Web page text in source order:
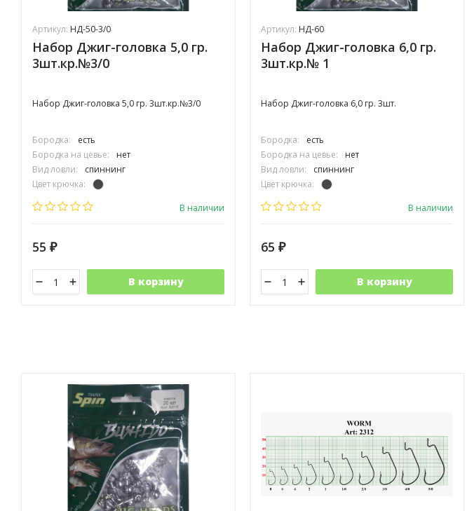
Артикул: НД-50-3/0
Набор Джиг-головка 5,0 гр.
3шт.кр.№3/0
Набор Джиг-головка 5,0 гр. 3шт.кр.№3/0
Бородка:
есть
Бородка на цевье:
нет
Вид ловли:
спиннинг
Цвет крючка:
Тип крючка:
В наличии
55 ₽
В корзину
Артикул: НД-60
Набор Джиг-головка 6,0 гр.
3шт.кр.№ 1
Набор Джиг-головка 6,0 гр. 3шт.
Бородка:
есть
Бородка на цевье:
нет
Вид ловли:
спиннинг
Цвет крючка:
Тип крючка:
В наличии
65 ₽
В корзину